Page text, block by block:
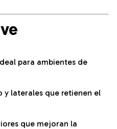
para ambientes de
y laterales que retienen el
que mejoran la